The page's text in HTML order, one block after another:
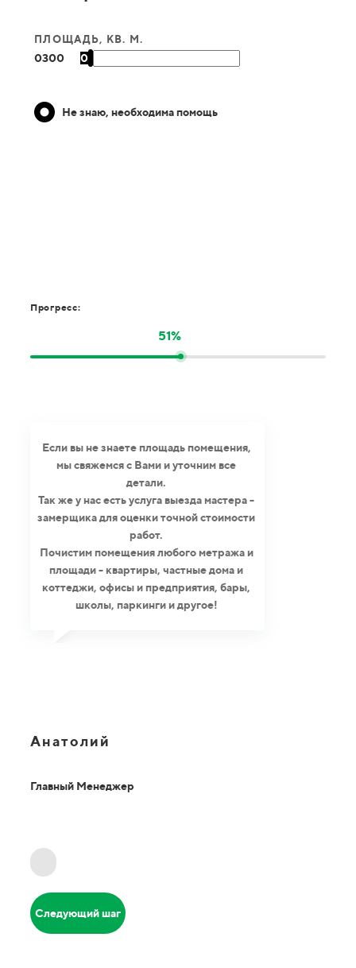
ПЛОЩАДЬ, КВ. М.
0300 0
Не знаю, необходима помощь
Прогресс:
51%
Если вы не знаете площадь помещения,
мы свяжемся с Вами и уточним все
детали.
Так же у нас есть услуга выезда мастера -
замерщика для оценки точной стоимости
работ.
Почистим помещения любого метража и
площади - квартиры, частные дома и
коттеджи, офисы и предприятия, бары,
школы, паркинги и другое!
Анатолий
Главный Менеджер
Следующий шаг